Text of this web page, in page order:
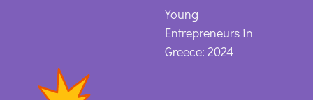
Young
Entrepreneurs in
Greece: 2024